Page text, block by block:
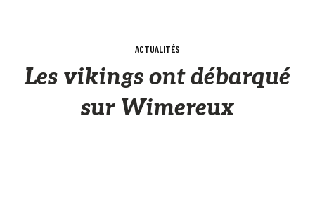
ACTUALITÉS
Les vikings ont débarqué
sur Wimereux